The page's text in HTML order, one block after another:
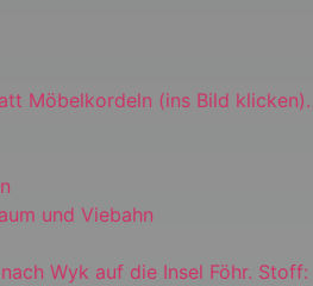
Möbelkordeln (ins Bild
und Viebahn
Wyk auf die Insel Föhr. Stoff: